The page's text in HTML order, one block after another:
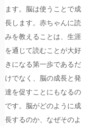
ます。脳は使うことで成
長します。赤ちゃんに読
みを教えることは、生涯
を通じて読むことが大好
きになる第一歩であるだ
けでなく、脳の成長と発
達を促すことにもなるの
です。脳がどのように成
長するのか、なぜそのよ